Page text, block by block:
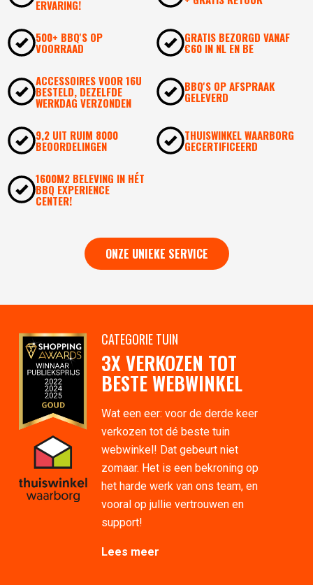
ERVARING!
500+ BBQ'S OP
VOORRAAD
GRATIS BEZORGD VANAF
€60 IN NL EN BE
ACCESSOIRES VOOR 16U
BESTELD, DEZELFDE
WERKDAG VERZONDEN
BBQ'S OP AFSPRAAK
GELEVERD
9,2 UIT RUIM 8000
BEOORDELINGEN
THUISWINKEL WAARBORG
GECERTIFICEERD
1600M2 BELEVING IN HÉT
BBQ EXPERIENCE
CENTER!
ONZE UNIEKE SERVICE
CATEGORIE TUIN
3X VERKOZEN TOT
BESTE WEBWINKEL
Wat een eer: voor de derde keer
verkozen tot dé beste tuin
webwinkel! Dat gebeurt niet
zomaar. Het is een bekroning op
het harde werk van ons team, en
vooral op jullie vertrouwen en
support!
Lees meer